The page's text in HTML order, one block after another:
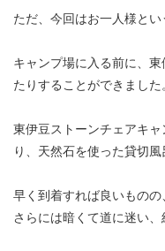
ただ、今回はお一人様と
キャンプ場に入る前に、
たりすることができました。
東伊豆ストーンチェアキ
り、天然石を使った貸切風
早く到着すれば良いものの
さらには暗くて道に迷い、